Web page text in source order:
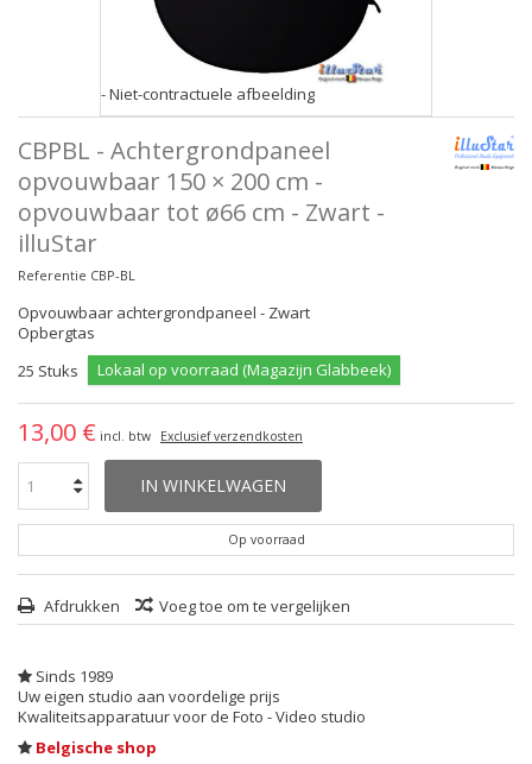
- Niet-contractuele afbeelding
CBPBL - Achtergrondpaneel
opvouwbaar 150 × 200 cm -
opvouwbaar tot ø66 cm - Zwart -
illuStar
Referentie CBP-BL
Opvouwbaar achtergrondpaneel - Zwart
Opbergtas
25 Stuks Lokaal op voorraad (Magazijn Glabbeek)
13,00 € incl. btw Exclusief verzendkosten
IN WINKELWAGEN
Op voorraad
Afdrukken Voeg toe om te vergelijken
Sinds 1989
Uw eigen studio aan voordelige prijs
Kwaliteitsapparatuur voor de Foto - Video studio
Belgische shop